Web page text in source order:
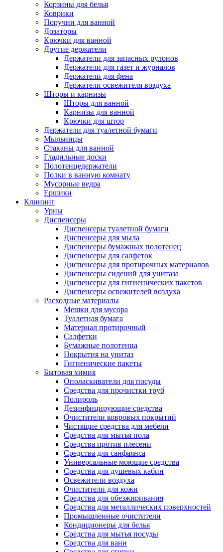
Корзины для белья
Коврики
Поручни для ванной
Дозаторы
Крючки для ванной
Другие держатели
Держатели для запасных рулонов
Держатели для газет и журналов
Держатели для фена
Держатели освежителя воздуха
Шторы и карнизы
Шторы для ванной
Карнизы для ванной
Крючки для штор
Держатели для туалетной бумаги
Мыльницы
Стаканы для ванной
Гладильные доски
Полотенцедержатели
Полки в ванную комнату
Мусорные ведра
Ершики
Клининг
Урны
Диспенсеры
Диспенсеры туалетной бумаги
Диспенсеры для мыла
Диспенсеры бумажных полотенец
Диспенсеры для салфеток
Диспенсеры для протирочных материалов
Диспенсеры сидений для унитаза
Диспенсеры для гигиенических пакетов
Диспенсеры освежителей воздуха
Расходные материалы
Мешки для мусора
Туалетная бумага
Материал протирочный
Салфетки
Бумажные полотенца
Покрытия на унитаз
Гигиенические пакеты
Бытовая химия
Ополаскиватели для посуды
Средства для прочистки труб
Полироль
Дезинфицирующие средства
Очистители ковровых покрытий
Чистящие средства для мебели
Средства для мытья пола
Средства против плесени
Средства для санфаянса
Универсальные моющие средства
Средства для душевых кабин
Освежители воздуха
Очистители для кожи
Средства для обезжиривания
Средства для металлических поверхностей
Промышленные очистители
Кондиционеры для белья
Средства для мытья посуды
Средства для ванн